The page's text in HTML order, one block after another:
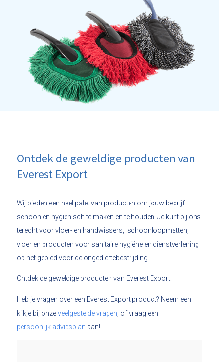
Ontdek de geweldige producten van
Everest Export
Wij bieden een heel palet van producten om jouw bedrijf
schoon en hygiënisch te maken en te houden. Je kunt bij ons
terecht voor vloer- en handwissers, schoonloopmatten,
vloer en producten voor sanitaire hygiëne en dienstverlening
op het gebied voor de ongediertebestrijding.
Ontdek de geweldige producten van Everest Export:
Heb je vragen over een Everest Export product? Neem een
kijkje bij onzeveelgestelde vragen , of vraag een
persoonlijk adviesplan aan!